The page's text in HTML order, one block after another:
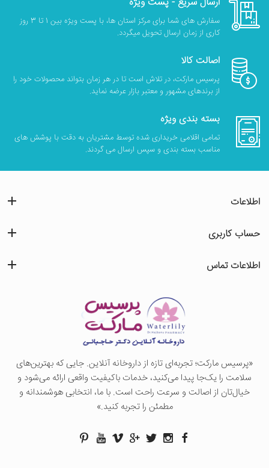
سفارش های شما برای مرکز استان ها، با پست ویژه بین 1 تا 3 روز
کاری از زمان ارسال تحویل میگردد.
اصالت کالا
پرسیس مارکت، در تلاش است تا در هر زمان بتواند محصولات خود را
از برندهای مشهور و معتبر بازار عرضه نماید.
بسته بندی ویژه
تمامی اقلامی خریداری شده توسط مشتریان به دقت با پوشش های
مناسب بسته بندی و سپس ارسال می گردند.
«پرسيس ماركت؛ تجربه‌ای تازه از داروخانه آنلاین. جایی که بهترین‌های
سلامت را یک‌جا پیدا می‌کنید، خدمات باکیفیت واقعی ارائه می‌شود و
خیال‌تان از اصالت و سرعت راحت است. با ما، انتخابی هوشمندانه و
مطمئن را تجربه کنید.»
اطلاعات
حساب کاربری
اطلاعات تماس